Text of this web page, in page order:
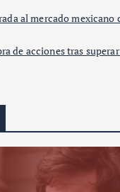
al mercado mexicano
de acciones tras